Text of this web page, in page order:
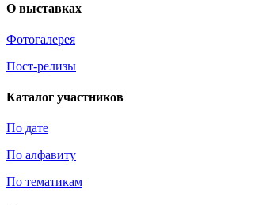
О выставках
Фотогалерея
Пост-релизы
Каталог участников
По дате
По алфавиту
По тематикам